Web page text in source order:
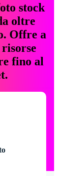
stock
oltre
Offre a
fino al